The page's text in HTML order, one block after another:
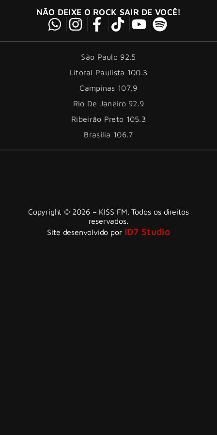
NÃO DEIXE O ROCK SAIR DE VOCÊ!
São Paulo 92.5
Litoral Paulista 100.3
Campinas 107.9
Rio De Janeiro 92.9
Ribeirão Preto 105.3
Brasília 106.7
Copyright © 2026 – KISS FM. Todos os direitos
reservados.
Site desenvolvido por ID7 Studio